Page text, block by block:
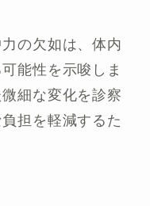
の欠如は、体内
能性を示唆しま
細な変化を診察
担を軽減するた